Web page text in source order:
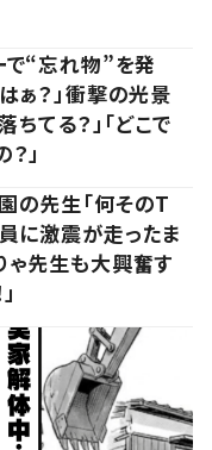
で“忘れ物”を発
ぁ？」衝撃の光景
ちてる？」「どこで
」
の先生「何そのT
に激震が走ったま
ゃ先生も大興奮す